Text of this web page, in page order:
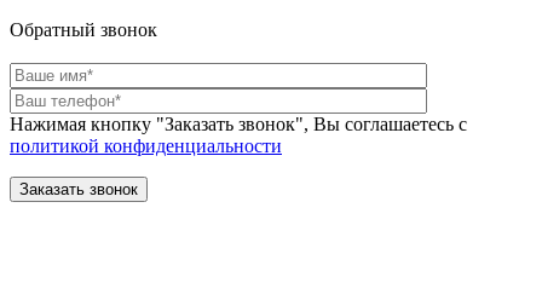
Обратный звонок
Нажимая кнопку "Заказать звонок", Вы соглашаетесь с
политикой конфиденциальности